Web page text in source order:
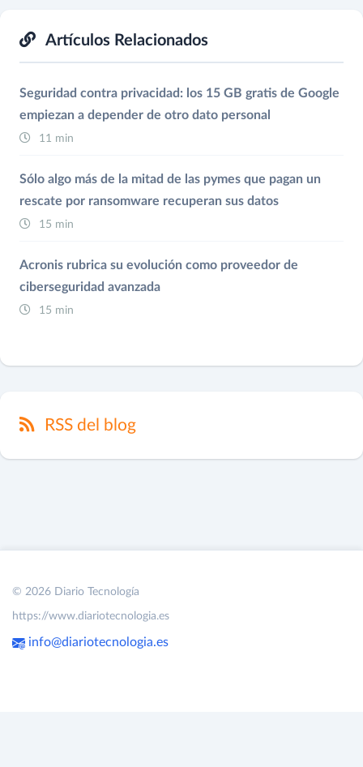
Artículos Relacionados
Seguridad contra privacidad: los 15 GB gratis de Google
empiezan a depender de otro dato personal
11 min
Sólo algo más de la mitad de las pymes que pagan un
rescate por ransomware recuperan sus datos
15 min
Acronis rubrica su evolución como proveedor de
ciberseguridad avanzada
15 min
RSS del blog
© 2026 Diario Tecnología
https://www.diariotecnologia.es
info@diariotecnologia.es